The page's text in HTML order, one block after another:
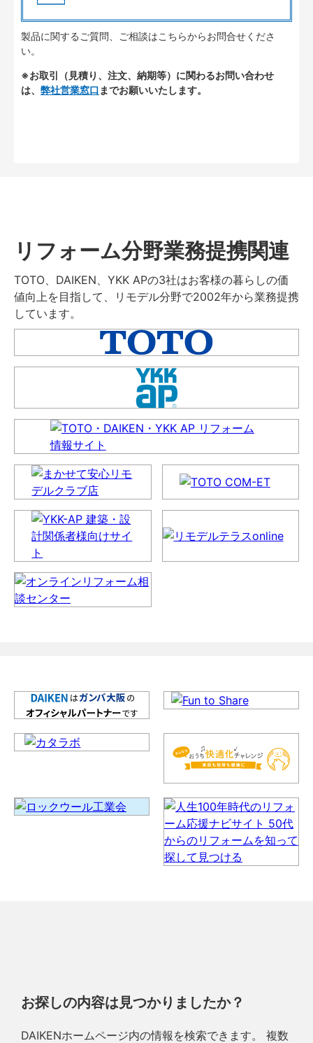
製品に関するご質問、ご相談はこちらからお問合せくださ
い。
※お取引（見積り、注文、納期等）に関わるお問い合わせ
は、 弊社営業窓口 までお願いいたします。
リフォーム分野業務提携関連
TOTO、DAIKEN、YKK APの3社はお客様の暮らしの価
値向上を目指して、リモデル分野で2002年から業務提携
しています。
お探しの内容は見つかりましたか？
DAIKENホームページ内の情報を検索できます。 複数